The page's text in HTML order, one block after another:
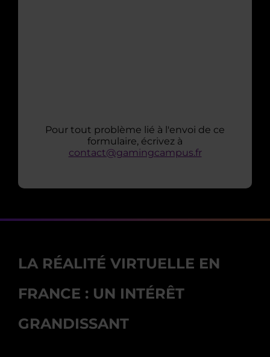
Pour tout problème lié à l'envoi de ce
formulaire, écrivez à
contact@gamingcampus.fr
LA RÉALITÉ VIRTUELLE EN
FRANCE : UN INTÉRÊT
GRANDISSANT